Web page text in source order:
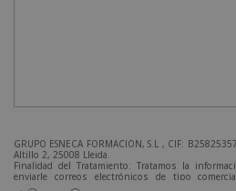
GRUPO ESNECA FORMACIÓN, S.L , CIF:
Altillo 2, 25008 Lleida.
Finalidad del Tratamiento: Tratamos la
enviarle correos electrónicos de tipo
ofrecidos y otros tipo de productos que fueran de